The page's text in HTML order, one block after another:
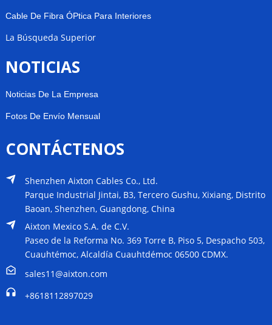
Cable De Fibra ÓPtica Para Interiores
La Búsqueda Superior
NOTICIAS
Noticias De La Empresa
Fotos De Envío Mensual
CONTÁCTENOS
Shenzhen Aixton Cables Co., Ltd.
Parque Industrial Jintai, B3, Tercero Gushu, Xixiang, Distrito
Baoan, Shenzhen, Guangdong, China
Aixton Mexico S.A. de C.V.
Paseo de la Reforma No. 369 Torre B, Piso 5, Despacho 503,
Cuauhtémoc, Alcaldía Cuauhtdémoc 06500 CDMX.
sales11@aixton.com
+8618112897029